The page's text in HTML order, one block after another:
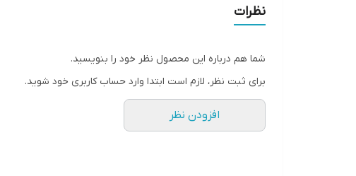
نظرات
شما هم درباره این محصول نظر خود را بنویسید.
برای ثبت نظر، لازم است ابتدا وارد حساب کاربری خود شوید.
افزودن نظر